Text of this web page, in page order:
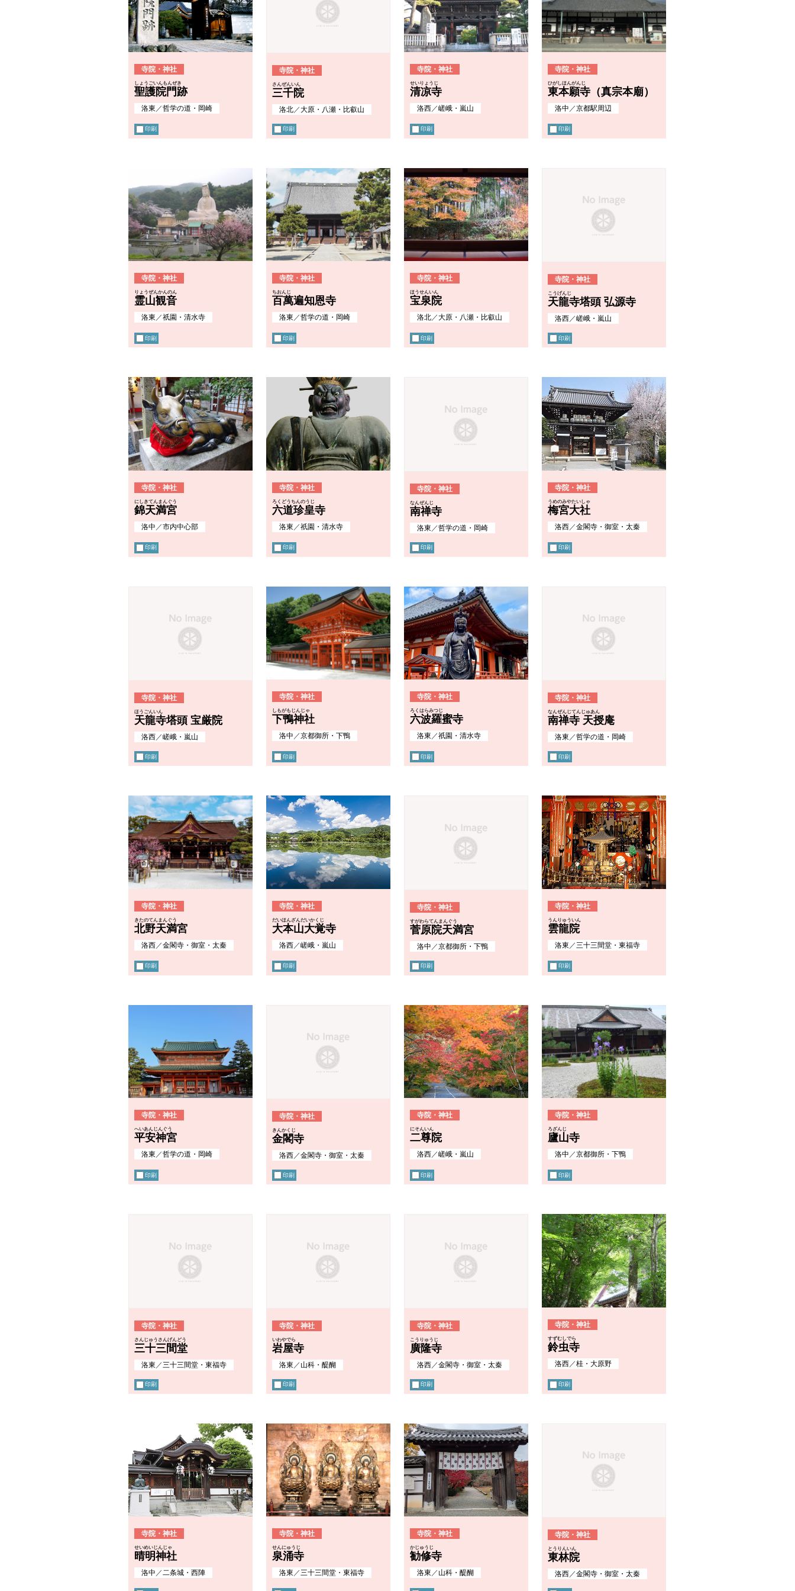
寺院・神社
しょうごいんもんぜき
聖護院門跡
洛東 ／哲学の道・岡崎
印刷
寺院・神社
さんぜんいん
三千院
洛北 ／大原・八瀬・比叡山
印刷
寺院・神社
せいりょうじ
清凉寺
洛西 ／嵯峨・嵐山
印刷
寺院・神社
ひがしほんがんじ
東本願寺（真宗本廟）
洛中 ／京都駅周辺
印刷
寺院・神社
りょうぜんかんのん
霊山観音
洛東 ／祇園・清水寺
印刷
寺院・神社
ちおんじ
百萬遍知恩寺
洛東 ／哲学の道・岡崎
印刷
寺院・神社
ほうせんいん
宝泉院
洛北／大原・八瀬・比叡山
印刷
寺院・神社
こうげんじ
天龍寺塔頭 弘源寺
洛西／嵯峨・嵐山
印刷
寺院・神社
にしきてんまんぐう
錦天満宮
洛中 ／市内中心部
印刷
寺院・神社
ろくどうちんのうじ
六道珍皇寺
洛東 ／祇園・清水寺
印刷
寺院・神社
なんぜんじ
南禅寺
洛東 ／哲学の道・岡崎
印刷
寺院・神社
うめのみやたいしゃ
梅宮大社
洛西 ／金閣寺・御室・太秦
印刷
寺院・神社
ほうごんいん
天龍寺塔頭 宝厳院
洛西／嵯峨・嵐山
印刷
寺院・神社
しもがもじんじゃ
下鴨神社
洛中 ／京都御所・下鴨
印刷
寺院・神社
ろくはらみつじ
六波羅蜜寺
洛東 ／祇園・清水寺
印刷
寺院・神社
なんぜんじてんじゅあん
南禅寺 天授庵
洛東 ／哲学の道・岡崎
印刷
寺院・神社
きたのてんまんぐう
北野天満宮
洛西 ／金閣寺・御室・太秦
印刷
寺院・神社
だいほんざんだいかくじ
大本山大覚寺
洛西 ／嵯峨・嵐山
印刷
寺院・神社
すがわらてんまんぐう
菅原院天満宮
洛中 ／京都御所・下鴨
印刷
寺院・神社
うんりゅういん
雲龍院
洛東 ／ 三十三間堂・東福寺
印刷
寺院・神社
へいあんじんぐう
平安神宮
洛東 ／哲学の道・岡崎
印刷
寺院・神社
きんかくじ
金閣寺
洛西／金閣寺・御室・太秦
印刷
寺院・神社
にそんいん
二尊院
洛西／嵯峨・嵐山
印刷
寺院・神社
ろざんじ
廬山寺
洛中 ／京都御所・下鴨
印刷
寺院・神社
さんじゅうさんげんどう
三十三間堂
洛東 ／ 三十三間堂・東福寺
印刷
寺院・神社
いわやでら
岩屋寺
洛東 ／ 山科・醍醐
印刷
寺院・神社
こうりゅうじ
廣隆寺
洛西 ／金閣寺・御室・太秦
印刷
寺院・神社
すずむしでら
鈴虫寺
洛西 ／桂・大原野
印刷
寺院・神社
せいめいじんじゃ
晴明神社
洛中 ／二条城・西陣
寺院・神社
せんにゅうじ
泉涌寺
洛東 ／三十三間堂・東福寺
寺院・神社
かじゅうじ
勧修寺
洛東 ／ 山科・醍醐
寺院・神社
とうりんいん
東林院
洛西／金閣寺・御室・太秦